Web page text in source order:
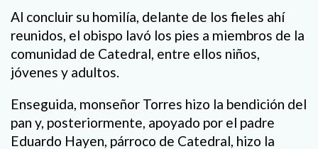
Al concluir su homilía, delante de los fieles ahí
reunidos, el obispo lavó los pies a miembros de la
comunidad de Catedral, entre ellos niños,
jóvenes y adultos.
Enseguida, monseñor Torres hizo la bendición del
pan y, posteriormente, apoyado por el padre
Eduardo Hayen, párroco de Catedral, hizo la